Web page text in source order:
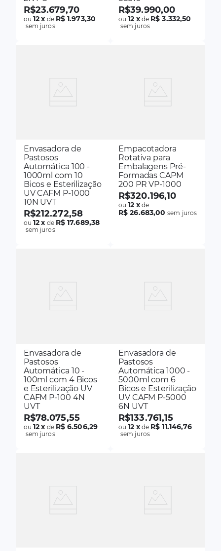
R$23.679,70
ou12x de R$ 1.973,30
sem juros
R$39.990,00
ou12 xde R$ 3.332,50
sem juros
Envasadora de
Pastosos
Automática 100 -
1000ml com 10
Bicos e Esterilização
UV CAFM P-1000
10N UVT
R$212.272,58
ou12x de R$ 17.689,38
sem juros
Empacotadora
Rotativa para
Embalagens Pré-
Formadas CAPM
200 PR VP-1000
R$320.196,10
ou12 xde
R$ 26.683,00 sem juros
Envasadora de
Pastosos
Automática 10 -
100ml com 4 Bicos
e Esterilização UV
CAFM P-100 4N
UVT
R$78.075,55
ou12x de R$ 6.506,29
sem juros
Envasadora de
Pastosos
Automática 1000 -
5000ml com 6
Bicos e Esterilização
UV CAFM P-5000
6N UVT
R$133.761,15
ou12 xde R$ 11.146,76
sem juros